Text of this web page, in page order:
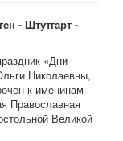
- Штутгарт -
«Дни
Николаевны,
к именинам
Православная
Великой